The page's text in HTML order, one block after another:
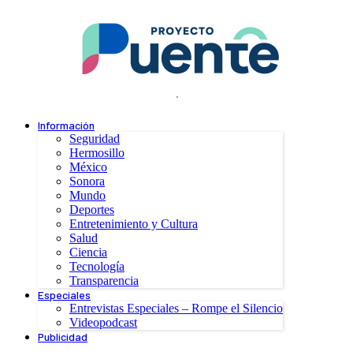
.
Información
Seguridad
Hermosillo
México
Sonora
Mundo
Deportes
Entretenimiento y Cultura
Salud
Ciencia
Tecnología
Transparencia
Especiales
Entrevistas Especiales – Rompe el Silencio
Videopodcast
Publicidad